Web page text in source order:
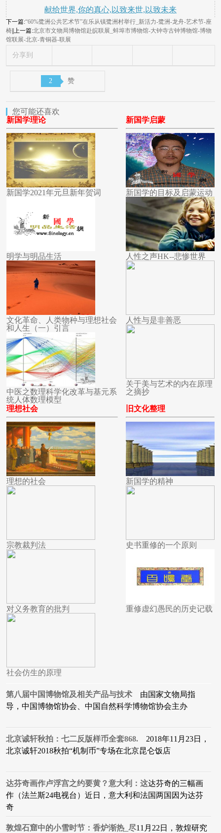
献给世界,你的真心,以致来世,以致未来
下一篇:“60%鹭洲公共艺术节”在乐从镇鹭洲村举行_新活力-鹭洲-龙舟-艺术节-座
椅 ||上一篇:北京市文物局博物馆赴皖联展_蚌埠市博物馆-大钟寺古钟博物馆-博物
馆联展-北京-青铜器-联展
分享到
2 赞
您可能还喜欢
新国学理论
新国学2021年元旦新年贺词
明学与明品生活
文化革命、人类物种与理想社会
和人生（一）引言
中医之数理科学化改革与基元系
统人体数理模型
新国学启蒙
新国学的目标及启蒙运动
人性之声HK--悲惨世界
人性与是非善恶
关于美与艺术的内在原理
之摘抄
理想社会
理想的社会
宗教裁判法
对义务教育的批判
社会仿生的原理
旧文化整理
新国学的精神
史书重修的一个原则
重修虚幻愚民的历史记载
第八届中国博物馆及相关产品与技术 由国家文物局指
导，中国博物馆协会、中国自然科学博物馆协会主办
北京诚轩秋拍：七二反版样币全套868. 2018年11月23日，
北京诚轩2018秋拍“机制币”专场在北京昆仑饭店
达芬奇画作卢浮宫之约要黄？意大利：这达芬奇的三幅画
作（法兰斯24电视台）近日，意大利和法国两国因为达芬
奇
敦煌石窟中的小雪时节：香炉渐热_尽11月22日，敦煌研究